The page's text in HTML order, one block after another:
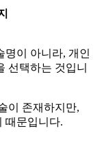
명이 아니라, 개인
선택하는 것입니
이 존재하지만,
때문입니다.